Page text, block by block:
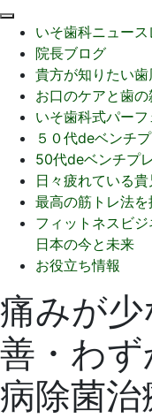
いそ歯科ニュース
院長ブログ
貴方が知りたい
お口のケアと歯の
いそ歯科式パー
５０代deベンチ
50代deベンチプ
日々疲れている
最高の筋トレ法を
フィットネスビ
日本の今と未来
お役立ち情報
痛みが
善・わ
病除菌治